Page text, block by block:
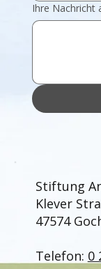
Stiftung
Klever
47574
Telefon: 0
Ihre Nachricht